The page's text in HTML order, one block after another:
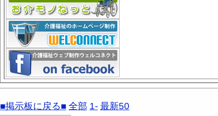
■掲示板に戻る■ 全部 1- 最新50